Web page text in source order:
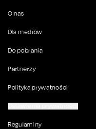
O nas
Dla mediów
Do pobrania
Partnerzy
Polityka prywatności
Regulaminy